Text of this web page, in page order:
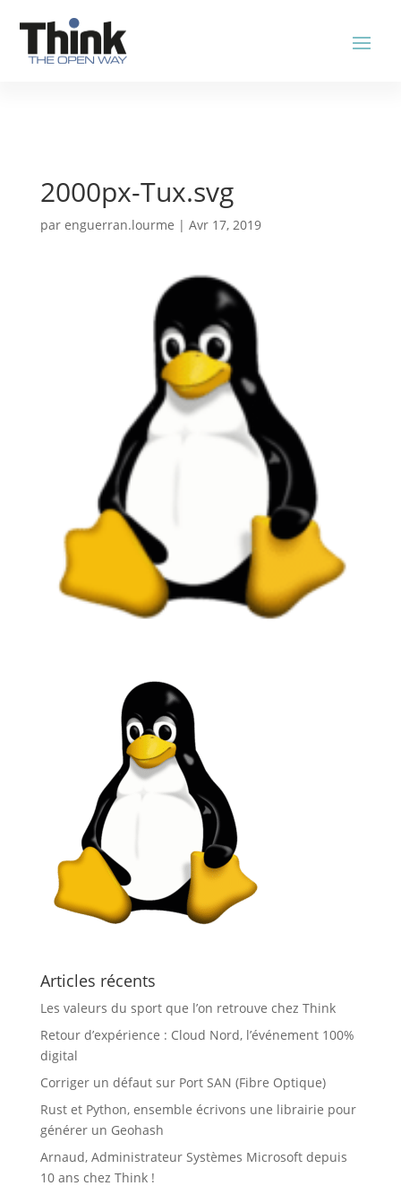
2000px-Tux.svg
par enguerran.lourme | Avr 17, 2019
Articles récents
Les valeurs du sport que l’on retrouve chez Think
Retour d’expérience : Cloud Nord, l’événement 100%
digital
Corriger un défaut sur Port SAN (Fibre Optique)
Rust et Python, ensemble écrivons une librairie pour
générer un Geohash
Arnaud, Administrateur Systèmes Microsoft depuis
10 ans chez Think !